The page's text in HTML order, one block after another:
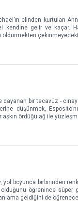
elinden kurtulan
kendine gelir ve kaçar.
bir tecavüz -
düşünmek,
aşkın ördüğü ağ ile
boyunca birbirinden
öğrenince süper
geldiğini de